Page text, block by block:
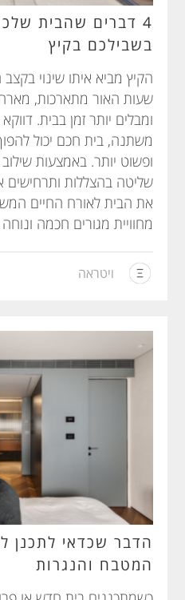
4 דברים שהבית
בשבילכם בקיץ
הקיץ מביא איתו שינוי
שעות האור מתארכות,
ומבלים יותר זמן בבית.
משתנה, בית חכם יכול
ופשוט יותר. באמצעות
שליטה בהצללות ותרחישים
את הבית לאורח החיים
מחוויית מגורים חכמה ונוחה
ויטראה
הדבר שכדאי לתכנן
המטבח והנגרות